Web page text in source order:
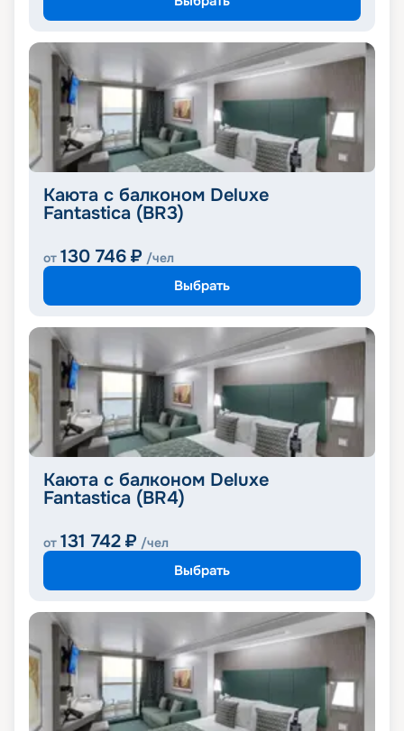
Каюта с балконом Deluxe
Fantastica (BR3)
от 130 746 ₽ /чел
Выбрать
Каюта с балконом Deluxe
Fantastica (BR4)
от 131 742 ₽ /чел
Выбрать